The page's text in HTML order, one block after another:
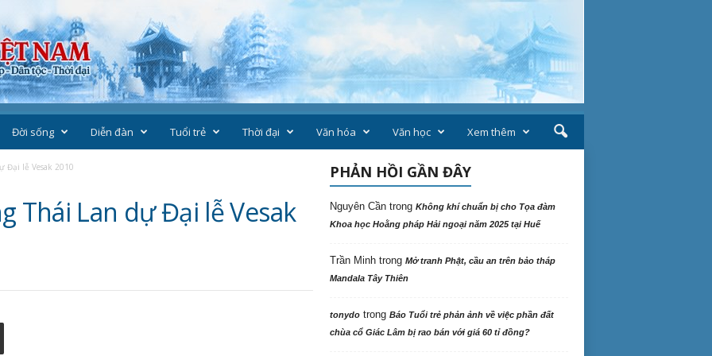
Đời sống Diễn đàn Tuổi trẻ Thời đại Văn hóa Văn học Xem thêm
Đại lễ Vesak 2010
Thái Lan dự Đại lễ Vesak
PHẢN HỒI GẦN ĐÂY
Nguyên Cầntrong Không khí chuẩn bị cho Tọa đàm
Khoa học Hoằng pháp Hải ngoại năm 2025 tại Huế
Trần Minhtrong Mở tranh Phật, cầu an trên bảo tháp
Mandala Tây Thiên
tonydotrong Báo Tuổi trẻ phản ảnh về việc phần đất
chùa cổ Giác Lâm bị rao bán với giá 60 tỉ đồng?